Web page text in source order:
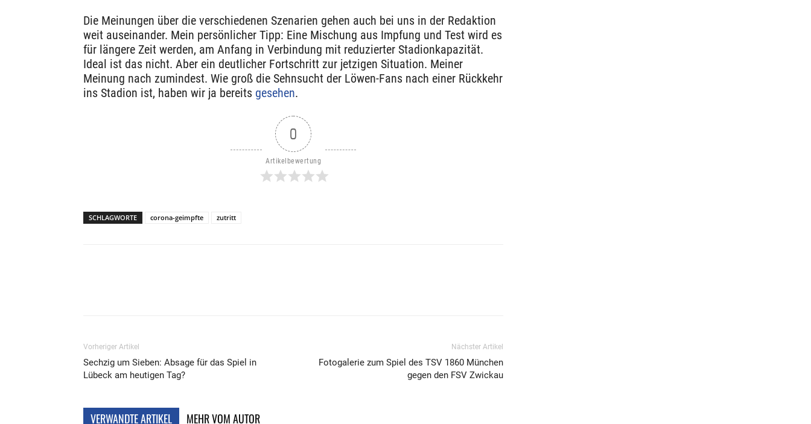
Die Meinungen über die verschiedenen Szenarien gehen auch bei uns in der Redaktion
weit auseinander. Mein persönlicher Tipp: Eine Mischung aus Impfung und Test wird es
für längere Zeit werden, am Anfang in Verbindung mit reduzierter Stadionkapazität.
Ideal ist das nicht. Aber ein deutlicher Fortschritt zur jetzigen Situation. Meiner
Meinung nach zumindest. Wie groß die Sehnsucht der Löwen-Fans nach einer Rückkehr
ins Stadion ist, haben wir ja bereits gesehen.
0
Artikelbewertung
SCHLAGWORTE corona-geimpfte zutritt
Vorheriger Artikel
Sechzig um Sieben: Absage für das Spiel in
Lübeck am heutigen Tag?
Nächster Artikel
Fotogalerie zum Spiel des TSV 1860 München
gegen den FSV Zwickau
VERWANDTE ARTIKEL MEHR VOM AUTOR